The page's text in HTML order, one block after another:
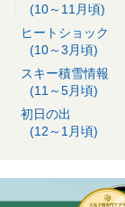
(10～11月頃)
ヒートショック
(10～3月頃)
スキー積雪情報
(11～5月頃)
初日の出
(12～1月頃)